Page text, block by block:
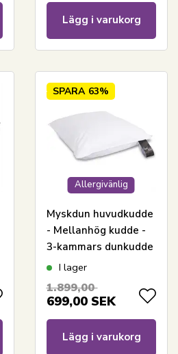
Lägg i varukorg
Allergivänlig
SPARA 63%
Myskdun huvudkudde
- Mellanhög kudde -
3-kammars dunkudde
- 60x63 cm - Lilly -
I lager
1.899,00
699,00 SEK
Lägg i varukorg